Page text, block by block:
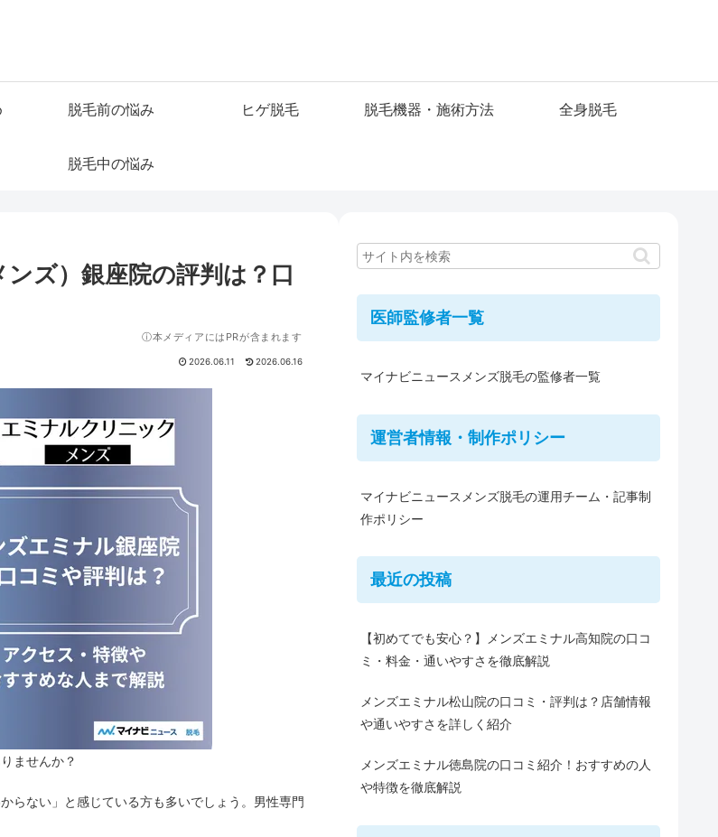
脱毛前の悩み ヒゲ脱毛 脱毛機器・施術方法 全身脱毛
脱毛中の悩み
ズ）銀座院の評判は？口
ⓘ本メディアにはPRが含まれます
2026.06.11 2026.06.16
ませんか？
らない」と感じている方も多いでしょう。 男性専門
医師監修者一覧
マイナビニュースメンズ脱毛の監修者一覧
運営者情報・制作ポリシー
マイナビニュースメンズ脱毛の運用チーム・記事制
作ポリシー
最近の投稿
【初めてでも安心？】メンズエミナル高知院の口コ
ミ・料金・通いやすさを徹底解説
メンズエミナル松山院の口コミ・評判は？店舗情報
や通いやすさを詳しく紹介
メンズエミナル徳島院の口コミ紹介！おすすめの人
や特徴を徹底解説